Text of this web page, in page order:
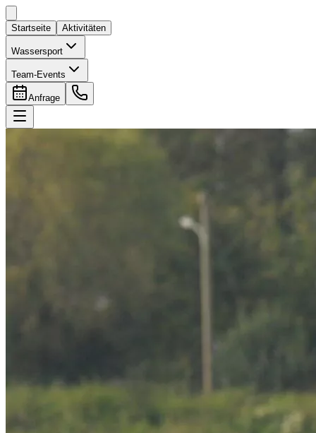
Startseite Aktivitäten
Wassersport
Team-Events
Anfrage